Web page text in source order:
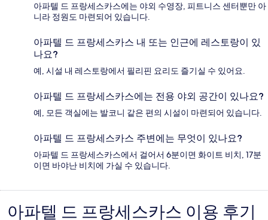
아파텔 드 프랑세스카스에는 야외 수영장, 피트니스 센터뿐만 아
니라 정원도 마련되어 있습니다.
아파텔 드 프랑세스카스 내 또는 인근에 레스토랑이 있
나요?
예, 시설 내 레스토랑에서 필리핀 요리도 즐기실 수 있어요.
아파텔 드 프랑세스카스에는 전용 야외 공간이 있나요?
예, 모든 객실에는 발코니 같은 편의 시설이 마련되어 있습니다.
아파텔 드 프랑세스카스 주변에는 무엇이 있나요?
아파텔 드 프랑세스카스에서 걸어서 6분이면 화이트 비치, 17분
이면 바야난 비치에 가실 수 있습니다.
이
아파텔 드 프랑세스카스 이용 후기